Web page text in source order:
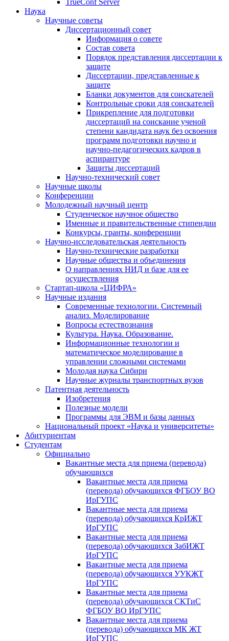
TrueConf Server
Наука
Научные советы
Диссертационный совет
Информация о совете
Состав совета
Порядок представления диссертации к
защите
Диссертации, представленные к
защите
Бланки документов для соискателей
Контрольные сроки для соискателей
Прикрепление для подготовки
диссертаций на соискание ученой
степени кандидата наук без освоения
программ подготовки научно и
научно-педагогических кадров в
аспирантуре
Защиты диссертаций
Научно-технический совет
Научные школы
Конференции
Молодежный научный центр
Студенческое научное общество
Именные и правительственные стипендии
Конкурсы, гранты, конференции
Научно-исследовательская деятельность
Научно-технические разработки
Научные общества и объединения
О направлениях НИД и базе для ее
осуществления
Стартап-школа «ЦИФРА»
Научные издания
Современные технологии. Системный
анализ. Моделирование
Вопросы естествознания
Культура. Наука. Образование.
Информационные технологии и
математическое моделирование в
управлении сложными системами
Молодая наука Сибири
Научные журналы транспортных вузов
Патентная деятельность
Изобретения
Полезные модели
Программы для ЭВМ и базы данных
Национальный проект «Наука и университеты»
Абитуриентам
Студентам
Официально
Вакантные места для приема (перевода)
обучающихся
Вакантные места для приема
(перевода) обучающихся ФГБОУ ВО
ИрГУПС
Вакантные места для приема
(перевода) обучающихся КрИЖТ
ИрГУПС
Вакантные места для приема
(перевода) обучающихся ЗабИЖТ
ИрГУПС
Вакантные места для приема
(перевода) обучающихся УУКЖТ
ИрГУПС
Вакантные места для приема
(перевода) обучающихся СКТиС
ФГБОУ ВО ИрГУПС
Вакантные места для приема
(перевода) обучающихся МК ЖТ
ИрГУПС